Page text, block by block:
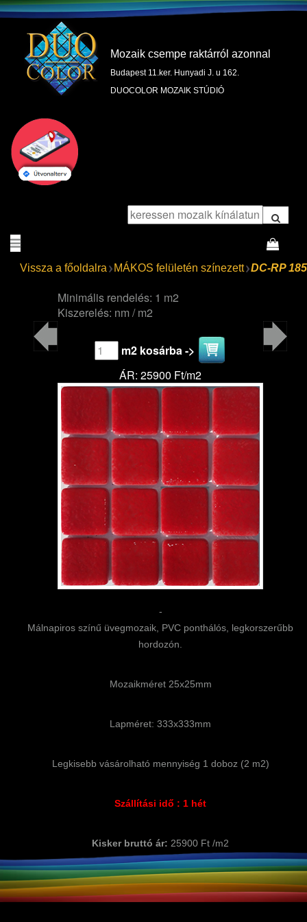
Mozaik csempe raktárról azonnal
Budapest 11.ker. Hunyadi J. u 162.
DUOCOLOR MOZAIK STÚDIÓ
Vissza a főoldalra MÁKOS felületén színezett DC-RP 185
Minimális rendelés: 1 m2
Kiszerelés: nm / m2
m2 kosárba ->
ÁR: 25900 Ft/m2
-
Málnapiros színű üvegmozaik, PVC ponthálós, legkorszerűbb
hordozón.
Mozaikméret 25x25mm
Lapméret: 333x333mm
Legkisebb vásárolható mennyiség 1 doboz (2 m2)
Szállítási idő : 1 hét
Kisker bruttó ár: 25900 Ft /m2